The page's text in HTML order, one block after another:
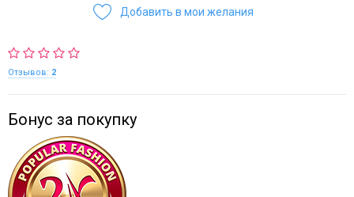
Добавить в мои желания
Отзывов: 2
Бонус за покупку